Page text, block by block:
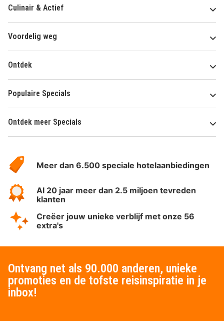
Culinair & Actief
Voordelig weg
Ontdek
Populaire Specials
Ontdek meer Specials
HotelSpecials
Meer dan 6.500 speciale hotelaanbiedingen
Al 20 jaar meer dan 2.5 miljoen tevreden
klanten
Creëer jouw unieke verblijf met onze 56
extra's
Ontvang net als 90.000 anderen, unieke
promoties en de tofste reisinspiratie in je
inbox!